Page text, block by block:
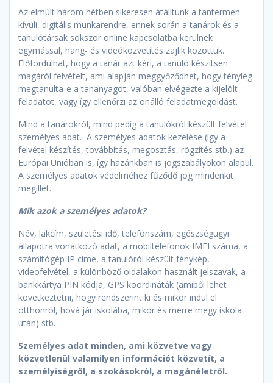
Az elmúlt három hétben sikeresen átálltunk a tantermen
kívüli, digitális munkarendre, ennek során a tanárok és a
tanulótársak sokszor online kapcsolatba kerülnek
egymással, hang- és videóközvetítés zajlik közöttük.
Előfordulhat, hogy a tanár azt kéri, a tanuló készítsen
magáról felvételt, ami alapján meggyőződhet, hogy tényleg
megtanulta-e a tananyagot, valóban elvégezte a kijelölt
feladatot, vagy így ellenőrzi az önálló feladatmegoldást.
Mind a tanárokról, mind pedig a tanulókról készült felvétel
személyes adat. A személyes adatok kezelése (így a
felvétel készítés, továbbítás, megosztás, rögzítés stb.) az
Európai Unióban is, így hazánkban is jogszabályokon alapul.
A személyes adatok védelméhez fűződő jog mindenkit
megillet.
Mik azok a személyes adatok?
Név, lakcím, születési idő, telefonszám, egészségügyi
állapotra vonatkozó adat, a mobiltelefonok IMEI száma, a
számítógép IP címe, a tanulóról készült fénykép,
videofelvétel, a különböző oldalakon használt jelszavak, a
bankkártya PIN kódja, GPS koordináták (amiből lehet
következtetni, hogy rendszerint ki és mikor indul el
otthonról, hová jár iskolába, mikor és merre megy iskola
után) stb.
Személyes adat minden, ami közvetve vagy
közvetlenül valamilyen információt közvetít, a
személyiségről, a szokásokról, a magánéletről.